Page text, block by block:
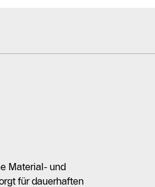
Material- und
für dauerhaften